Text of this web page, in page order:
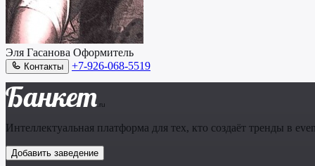
Эля Гасанова Оформитель
Контакты +7-926-068-5519
Банкет .ru
Интеллектуальная платформа для тех, кто создаёт тренды в
Добавить заведение